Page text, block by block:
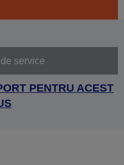
service
PENTRU ACEST